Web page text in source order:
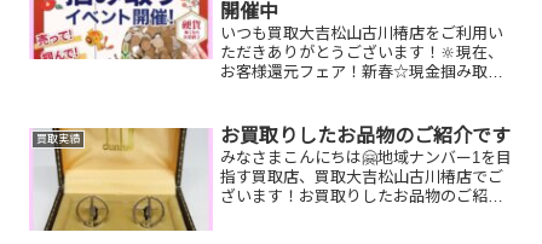
開催中
いつも買取大吉松山古川椿店をご利用い
ただきありがとうございます！🔆現在、
お客様還元フェア！新春☆現金掴み取り
様限定でご参加いただけます😌(金券類、
テ...
買取実績 お買取りしたお品物のご紹介です
みなさまこんにちは🤗地域ナンバー1を目
指す買取店、買取大吉松山古川椿店でご
ざいます！お買取りしたお品物のご紹介